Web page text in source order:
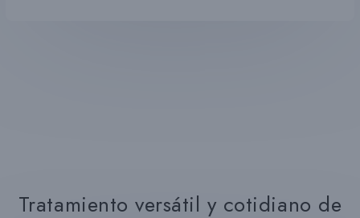
Tratamiento versátil y cotidiano de